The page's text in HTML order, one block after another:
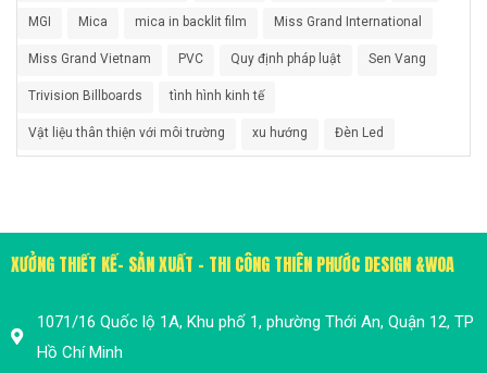
MGI Mica mica in backlit film Miss Grand International
Miss Grand Vietnam PVC Quy định pháp luật Sen Vang
Trivision Billboards tình hình kinh tế
Vật liệu thân thiện với môi trường xu hướng Đèn Led
XƯỞNG THIẾT KẾ- SẢN XUẤT - THI CÔNG THIÊN PHƯỚC DESIGN &WOA
1071/16 Quốc lộ 1A, Khu phố 1, phường Thới An, Quận 12, TP
Hồ Chí Minh